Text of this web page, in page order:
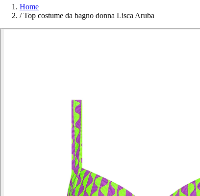
Home
/ Top costume da bagno donna Lisca Aruba